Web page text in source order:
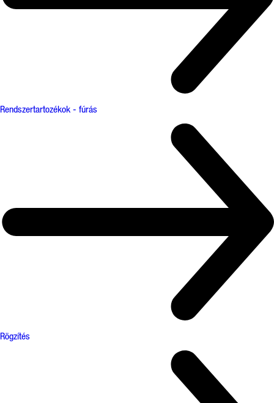
Rendszertartozékok - fúrás
Rögzítés